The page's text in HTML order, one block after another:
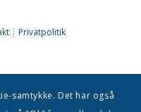
| Privatpolitik
samtykke. Det har også